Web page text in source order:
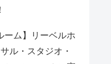
ーム】リーベルホ
ル・スタジオ・